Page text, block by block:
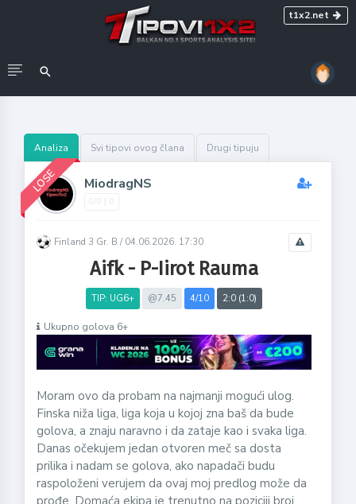
t1x2.net
Analiza Svi tipovi ovog člana Drugi tipuju
LOSE MiodragNS
Finland 3 Gr. B / 04.06.2026. 17:30
Aifk - P-Iirot Rauma
TIP: UG6+ @7.45 4/10 2:0 (1:0)
Ukupno golova 6+
Moram ovo da probam na najmanji mogući ulog.
Finska niža liga, liga koja u kojoj zna baš da bude
golova, a znaju naravno i da zataje kao i svaka liga.
Danas očekujem jedan otvoren meč sa dosta
prilika i nadam se golova, ako napadači budu
raspoloženi verujem da ovaj moj predlog može da
prođe. Domaća ekipa je trenutno na poziciji broj